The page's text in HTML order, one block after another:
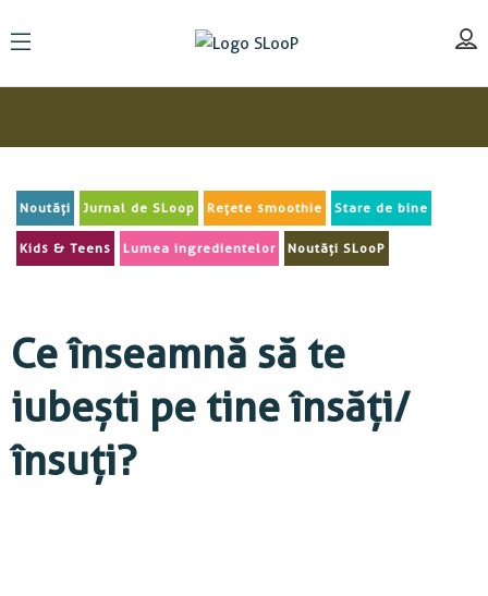
Noutăți Jurnal de SLoop Rețete smoothie Stare de bine
Kids & Teens Lumea ingredientelor Noutăți SLooP
Ce înseamnă să te
iubești pe tine însăți/
însuți?